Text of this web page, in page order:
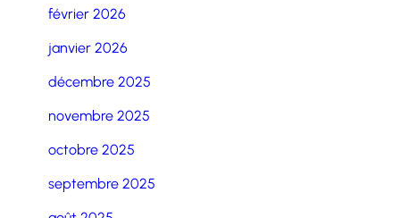
février 2026
janvier 2026
décembre 2025
novembre 2025
octobre 2025
septembre 2025